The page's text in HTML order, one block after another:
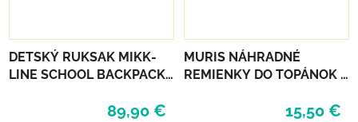
DETSKÝ RUKSAK MIKK-
LINE SCHOOL BACKPACK -
89,90 €
MURIS NÁHRADNÉ
REMIENKY DO TOPÁNOK 3
15,50 €